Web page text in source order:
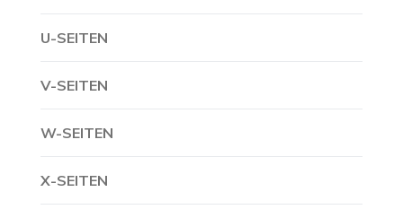
U-SEITEN
V-SEITEN
W-SEITEN
X-SEITEN